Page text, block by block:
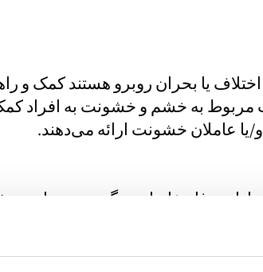
یا بحران روبرو هستند کمک و
مربوط به خشم و خشونت به افراد
عاملان خشونت ارائه می‌دهند.
رفاه خانواده چگونه می‌تواند به
حجم بالای تقاضا، خانواده‌های دارای